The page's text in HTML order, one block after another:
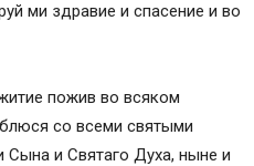
ми здравие и спасение и во
пожив во всяком
со всеми святыми
Сына и Святаго Духа, ныне и